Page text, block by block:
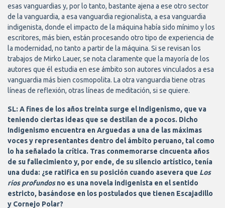
esas vanguardias y, por lo tanto, bastante ajena a ese otro sector
de la vanguardia, a esa vanguardia regionalista, a esa vanguardia
indigenista, donde el impacto de la máquina había sido mínimo y los
escritores, más bien, están procesando otro tipo de experiencia de
la modernidad, no tanto a partir de la máquina. Si se revisan los
trabajos de Mirko Lauer, se nota claramente que la mayoría de los
autores que él estudia en ese ámbito son autores vinculados a esa
vanguardia más bien cosmopolita. La otra vanguardia tiene otras
líneas de reflexión, otras líneas de meditación, si se quiere.
SL: A fines de los años treinta surge el Indigenismo, que va
teniendo ciertas ideas que se destilan de a pocos. Dicho
Indigenismo encuentra en Arguedas a una de las máximas
voces y representantes dentro del ámbito peruano, tal como
lo ha señalado la crítica. Tras conmemorarse cincuenta años
de su fallecimiento y, por ende, de su silencio artístico, tenía
una duda: ¿se ratifica en su posición cuando asevera que Los
ríos profundosno es una novela indigenista en el sentido
estricto, basándose en los postulados que tienen Escajadillo
y Cornejo Polar?